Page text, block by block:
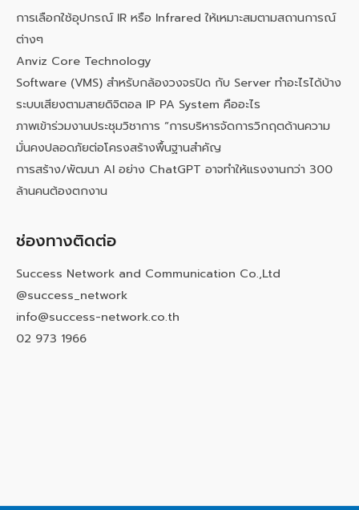
การเลือกใช้อุปกรณ์ IR หรือ Infrared ให้เหมาะสมตามสถานการณ์
ต่างๆ
Anviz Core Technology
Software (VMS) สำหรับกล้องวงจรปิด กับ Server ทำอะไรได้บ้าง
ระบบเสียงตามสายดิจิตอล IP PA System คืออะไร
ภาพเข้าร่วมงานประชุมวิชาการ “การบริหารจัดการวิกฤตด้านความ
มั่นคงปลอดภัยต่อโครงสร้างพื้นฐานสำคัญ
การสร้าง/พัฒนา AI อย่าง ChatGPT อาจทำให้แรงงานกว่า 300
ล้านคนต้องตกงาน
ช่องทางติดต่อ
Success Network and Communication Co.,Ltd
@success_network
info@success-network.co.th
02 973 1966